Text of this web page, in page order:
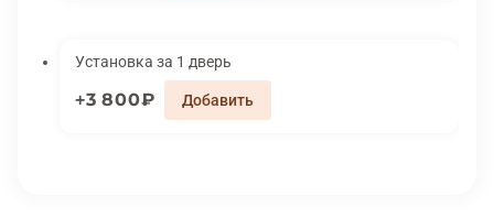
Установка за 1 дверь
3 800₽